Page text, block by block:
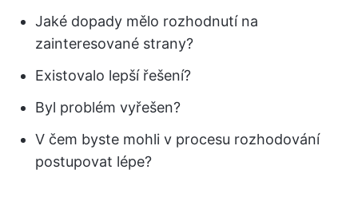
Jaké dopady mělo rozhodnutí na
zainteresované strany?
Existovalo lepší řešení?
Byl problém vyřešen?
V čem byste mohli v procesu rozhodování
postupovat lépe?